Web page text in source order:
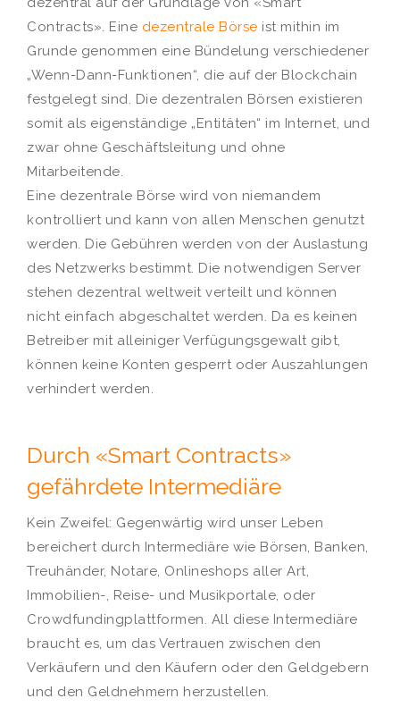
Contracts». Eine dezentrale Börse ist mithin im
Grunde genommen eine Bündelung verschiedener
„Wenn-Dann-Funktionen“, die auf der Blockchain
festgelegt sind. Die dezentralen Börsen existieren
somit als eigenständige „Entitäten“ im Internet, und
zwar ohne Geschäftsleitung und ohne
Mitarbeitende.
Eine dezentrale Börse wird von niemandem
kontrolliert und kann von allen Menschen genutzt
werden. Die Gebühren werden von der Auslastung
des Netzwerks bestimmt. Die notwendigen Server
stehen dezentral weltweit verteilt und können
nicht einfach abgeschaltet werden. Da es keinen
Betreiber mit alleiniger Verfügungsgewalt gibt,
können keine Konten gesperrt oder Auszahlungen
verhindert werden.
Durch «Smart Contracts»
gefährdete Intermediäre
Kein Zweifel: Gegenwärtig wird unser Leben
bereichert durch Intermediäre wie Börsen, Banken,
Treuhänder, Notare, Onlineshops aller Art,
Immobilien-, Reise- und Musikportale, oder
Crowdfundingplattformen. All diese Intermediäre
braucht es, um das Vertrauen zwischen den
Verkäufern und den Käufern oder den Geldgebern
und den Geldnehmern herzustellen.